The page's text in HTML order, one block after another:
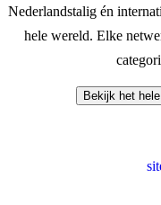
Nederlandstalig én
hele wereld. Elke
Bekijk het